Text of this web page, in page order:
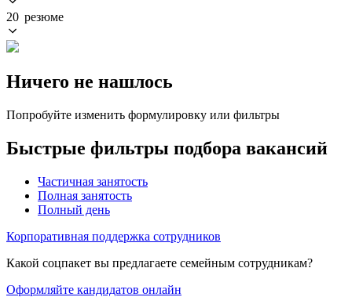
20 резюме
Ничего не нашлось
Попробуйте изменить формулировку или фильтры
Быстрые фильтры подбора вакансий
Частичная занятость
Полная занятость
Полный день
Корпоративная поддержка сотрудников
Какой соцпакет вы предлагаете семейным сотрудникам?
Оформляйте кандидатов онлайн